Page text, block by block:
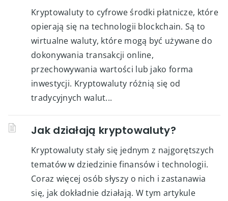
Kryptowaluty to cyfrowe środki płatnicze, które
opierają się na technologii blockchain. Są to
wirtualne waluty, które mogą być używane do
dokonywania transakcji online,
przechowywania wartości lub jako forma
inwestycji. Kryptowaluty różnią się od
tradycyjnych walut...
Jak działają kryptowaluty?
Kryptowaluty stały się jednym z najgorętszych
tematów w dziedzinie finansów i technologii.
Coraz więcej osób słyszy o nich i zastanawia
się, jak dokładnie działają. W tym artykule